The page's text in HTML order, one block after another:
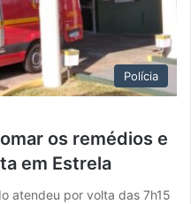
Polícia
os remédios e
em Estrela
atendeu por volta das 7h15